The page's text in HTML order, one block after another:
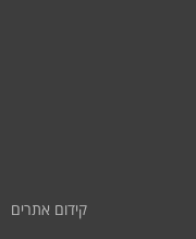
קידום אתרים